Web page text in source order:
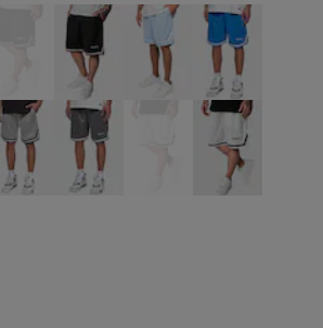
schwarzschwarz blau